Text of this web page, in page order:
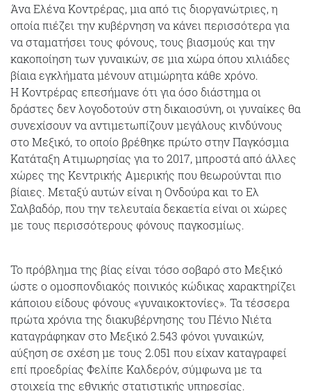
Άνα Ελένα Κοντρέρας, μια από τις διοργανώτριες, η
οποία πιέζει την κυβέρνηση να κάνει περισσότερα για
να σταματήσει τους φόνους, τους βιασμούς και την
κακοποίηση των γυναικών, σε μια χώρα όπου χιλιάδες
βίαια εγκλήματα μένουν ατιμώρητα κάθε χρόνο.
Η Κοντρέρας επεσήμανε ότι για όσο διάστημα οι
δράστες δεν λογοδοτούν στη δικαιοσύνη, οι γυναίκες θα
συνεχίσουν να αντιμετωπίζουν μεγάλους κινδύνους
στο Μεξικό, το οποίο βρέθηκε πρώτο στην Παγκόσμια
Κατάταξη Ατιμωρησίας για το 2017, μπροστά από άλλες
χώρες της Κεντρικής Αμερικής που θεωρούνται πιο
βίαιες. Μεταξύ αυτών είναι η Ονδούρα και το Ελ
Σαλβαδόρ, που την τελευταία δεκαετία είναι οι χώρες
με τους περισσότερους φόνους παγκοσμίως.
Το πρόβλημα της βίας είναι τόσο σοβαρό στο Μεξικό
ώστε ο ομοσπονδιακός ποινικός κώδικας χαρακτηρίζει
κάποιου είδους φόνους «γυναικοκτονίες». Τα τέσσερα
πρώτα χρόνια της διακυβέρνησης του Πένιο Νιέτα
καταγράφηκαν στο Μεξικό 2.543 φόνοι γυναικών,
αύξηση σε σχέση με τους 2.051 που είχαν καταγραφεί
επί προεδρίας Φελίπε Καλδερόν, σύμφωνα με τα
στοιχεία της εθνικής στατιστικής υπηρεσίας.